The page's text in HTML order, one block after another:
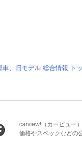
車、旧モデル 総合情報 ト
carview!（カービュー
価格やスペックなどの